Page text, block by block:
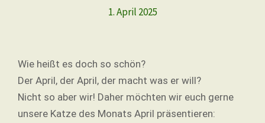
1. April 2025
Wie heißt es doch so schön?
Der April, der April, der macht was er will?
Nicht so aber wir! Daher möchten wir euch gerne
unsere Katze des Monats April präsentieren: